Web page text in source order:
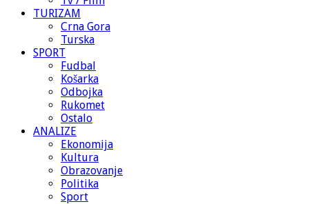
TURIZAM
Crna Gora
Turska
SPORT
Fudbal
Košarka
Odbojka
Rukomet
Ostalo
ANALIZE
Ekonomija
Kultura
Obrazovanje
Politika
Sport